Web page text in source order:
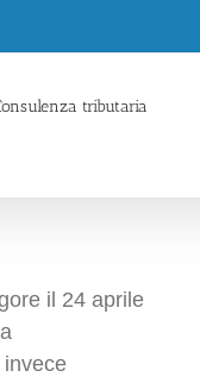
tributaria
il 24 aprile